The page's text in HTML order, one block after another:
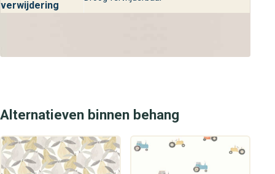
verwijdering
Alternatieven binnen behang